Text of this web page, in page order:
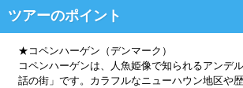
ツアーのポイント
★コペンハーゲン（デンマーク）
コペンハーゲンは、人魚姫像で知られるアンデ
話の街」です。カラフルなニューハウン地区や